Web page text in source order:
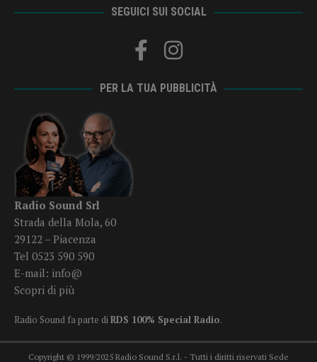
SEGUICI SUI SOCIAL
PER LA TUA PUBBLICITÀ
Radio Sound Srl
Strada della Mola, 60
29122 – Piacenza
Tel 0523 590 590
E-mail: info@
Scopri di più
Radio Sound fa parte diRDS 100% Special Radio.
Copyright © 1999/2025 Radio Sound S.r.l. - Tutti i diritti riservati Sede